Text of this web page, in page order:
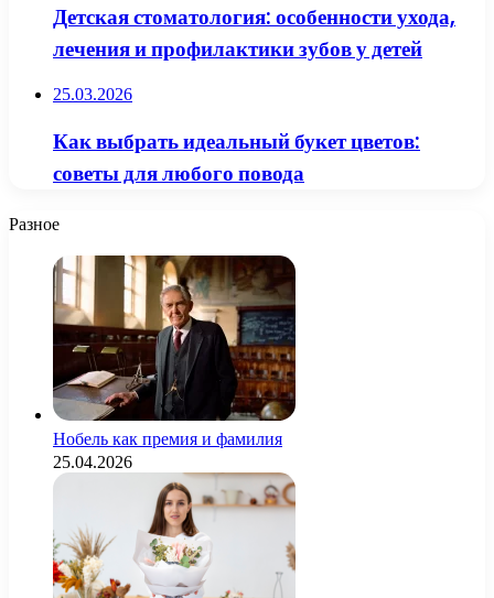
Детская стоматология: особенности ухода,
лечения и профилактики зубов у детей
25.03.2026
Как выбрать идеальный букет цветов:
советы для любого повода
Разное
Нобель как премия и фамилия
25.04.2026